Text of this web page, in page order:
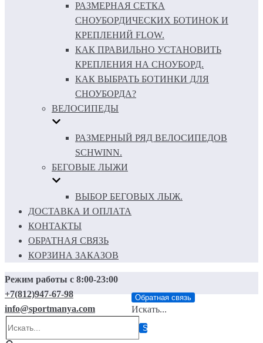
РАЗМЕРНАЯ СЕТКА
СНОУБОРДИЧЕСКИХ БОТИНОК И
КРЕПЛЕНИЙ FLOW.
КАК ПРАВИЛЬНО УСТАНОВИТЬ
КРЕПЛЕНИЯ НА СНОУБОРД.
КАК ВЫБРАТЬ БОТИНКИ ДЛЯ
СНОУБОРДА?
ВЕЛОСИПЕДЫ
РАЗМЕРНЫЙ РЯД ВЕЛОСИПЕДОВ
SCHWINN.
БЕГОВЫЕ ЛЫЖИ
ВЫБОР БЕГОВЫХ ЛЫЖ.
ДОСТАВКА И ОПЛАТА
КОНТАКТЫ
ОБРАТНАЯ СВЯЗЬ
КОРЗИНА ЗАКАЗОВ
Режим работы с 8:00-23:00
+7(812)947-67-98
info@sportmanya.com
Обратная связь
Искать...